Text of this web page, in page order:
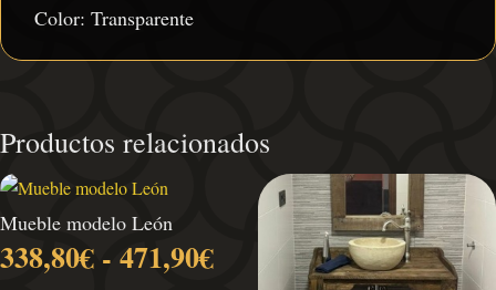
Color: Transparente
Productos relacionados
Mueble modelo León
338,80€ - 471,90€Rango